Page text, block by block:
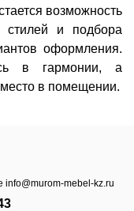
возможность
стилей и подбора
оформления.
в гармонии, а
в помещении.
info@murom-mebel-kz.ru